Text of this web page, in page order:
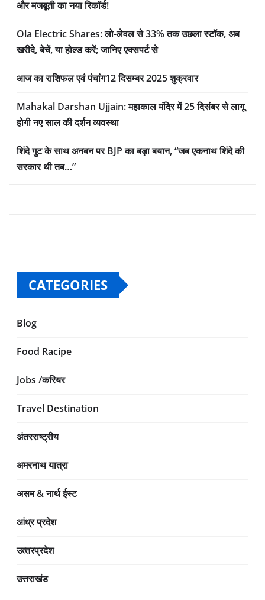
और मजबूती का नया रिकॉर्ड!
Ola Electric Shares: लो-लेवल से 33% तक उछला स्टॉक, अब
खरीदे, बेचें, या होल्ड करें; जानिए एक्सपर्ट से
आज का राशिफल एवं पंचांग12 दिसम्बर 2025 शुक्रवार
Mahakal Darshan Ujjain: महाकाल मंदिर में 25 दिसंबर से लागू
होगी नए साल की दर्शन व्यवस्था
शिंदे गुट के साथ अनबन पर BJP का बड़ा बयान, “जब एकनाथ शिंदे की
सरकार थी तब…”
CATEGORIES
Blog
Food Racipe
Jobs /करियर
Travel Destination
अंतरराष्ट्रीय
अमरनाथ यात्रा
असम & नार्थ ईस्ट
आंध्र प्रदेश
उत्‍तरप्रदेश
उत्तराखंड